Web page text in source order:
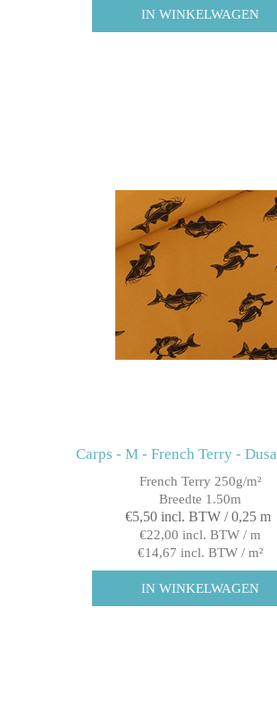
Carps - M - French Terry -
French Terry 250g/m²
Breedte 1.50m
€5,50 incl. BTW / 0,25 m
€22,00 incl. BTW / m
€14,67 incl. BTW / m²